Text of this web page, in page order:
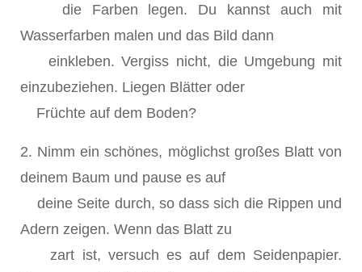
die Farben legen. Du kannst auch mit
Wasserfarben malen und das Bild dann
einkleben. Vergiss nicht, die Umgebung mit
einzubeziehen. Liegen Blätter oder
Früchte auf dem Boden?
2. Nimm ein schönes, möglichst großes Blatt von
deinem Baum und pause es auf
deine Seite durch, so dass sich die Rippen und
Adern zeigen. Wenn das Blatt zu
zart ist, versuch es auf dem Seidenpapier.